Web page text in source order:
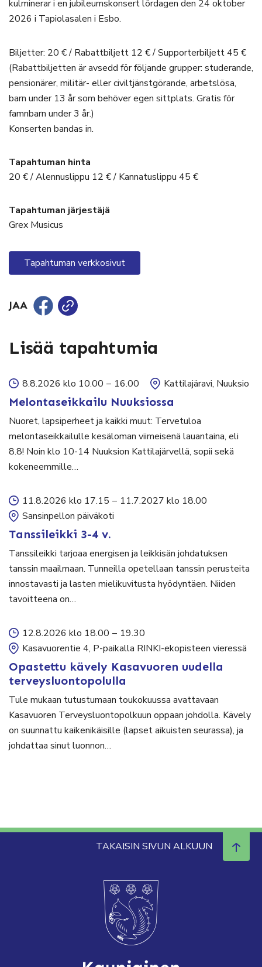
kulminerar i en jubileumskonsert lördagen den 24 oktober
2026 i Tapiolasalen i Esbo.
Biljetter: 20 € / Rabattbiljett 12 € / Supporterbiljett 45 €
(Rabattbiljetten är avsedd för följande grupper: studerande,
pensionärer, militär- eller civiltjänstgörande, arbetslösa,
barn under 13 år som behöver egen sittplats. Gratis för
famnbarn under 3 år.)
Konserten bandas in.
Tapahtuman hinta
20 € / Alennuslippu 12 € / Kannatuslippu 45 €
Tapahtuman järjestäjä
Grex Musicus
Tapahtuman verkkosivut
JAA
Lisää tapahtumia
8.8.2026 klo 10.00 – 16.00 Kattilajäravi, Nuuksio
Melontaseikkailu Nuuksiossa
Nuoret, lapsiperheet ja kaikki muut: Tervetuloa
melontaseikkailulle kesäloman viimeisenä lauantaina, eli
8.8! Noin klo 10-14 Nuuksion Kattilajärvellä, sopii sekä
kokeneemmille…
11.8.2026 klo 17.15 – 11.7.2027 klo 18.00
Sansinpellon päiväkoti
Tanssileikki 3-4 v.
Tanssileikki tarjoaa energisen ja leikkisän johdatuksen
tanssin maailmaan. Tunneilla opetellaan tanssin perusteita
innostavasti ja lasten mielikuvitusta hyödyntäen. Niiden
tavoitteena on…
12.8.2026 klo 18.00 – 19.30
Kasavuorentie 4, P-paikalla RINKI-ekopisteen vieressä
Opastettu kävely Kasavuoren uudella
terveysluontopolulla
Tule mukaan tutustumaan toukokuussa avattavaan
Kasavuoren Terveysluontopolkuun oppaan johdolla. Kävely
on suunnattu kaikenikäisille (lapset aikuisten seurassa), ja
johdattaa sinut luonnon…
TAKAISIN SIVUN ALKUUN